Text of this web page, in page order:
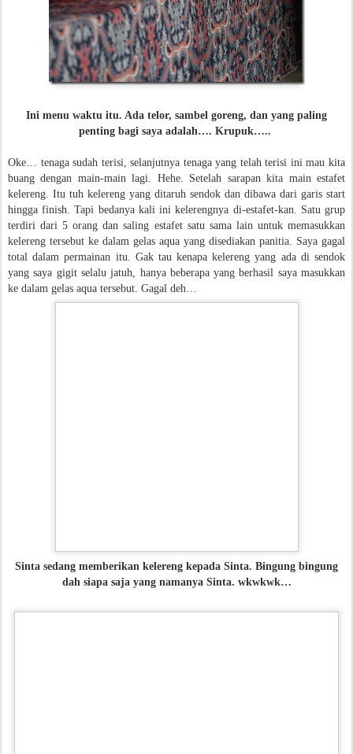
Ini menu waktu itu. Ada telor, sambel goreng, dan yang paling
penting bagi saya adalah…. Krupuk…..
Oke… tenaga sudah terisi, selanjutnya tenaga yang telah terisi ini mau kita
buang dengan main-main lagi. Hehe. Setelah sarapan kita main estafet
kelereng. Itu tuh kelereng yang ditaruh sendok dan dibawa dari garis start
hingga finish. Tapi bedanya kali ini kelerengnya di-estafet-kan. Satu grup
terdiri dari 5 orang dan saling estafet satu sama lain untuk memasukkan
kelereng tersebut ke dalam gelas aqua yang disediakan panitia. Saya gagal
total dalam permainan itu. Gak tau kenapa kelereng yang ada di sendok
yang saya gigit selalu jatuh, hanya beberapa yang berhasil saya masukkan
ke dalam gelas aqua tersebut. Gagal deh…
Sinta sedang memberikan kelereng kepada Sinta. Bingung bingung
dah siapa saja yang namanya Sinta. wkwkwk…